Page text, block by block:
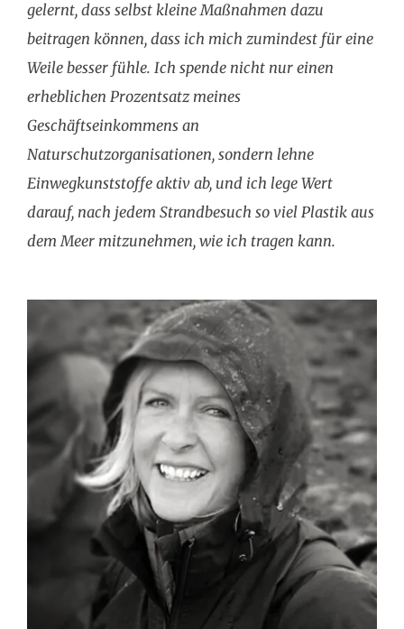
gelernt, dass selbst kleine Maßnahmen dazu
beitragen können, dass ich mich zumindest für eine
Weile besser fühle. Ich spende nicht nur einen
erheblichen Prozentsatz meines
Geschäftseinkommens an
Naturschutzorganisationen, sondern lehne
Einwegkunststoffe aktiv ab, und ich lege Wert
darauf, nach jedem Strandbesuch so viel Plastik aus
dem Meer mitzunehmen, wie ich tragen kann.